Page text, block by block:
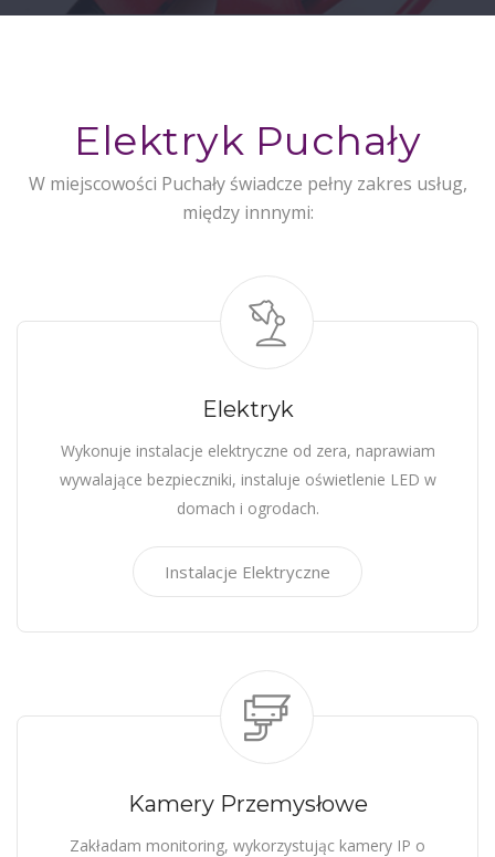
Elektryk Puchały
W miejscowości Puchały świadcze pełny zakres usług,
między innnymi:
Elektryk
Wykonuje instalacje elektryczne od zera, naprawiam
wywalające bezpieczniki, instaluje oświetlenie LED w
domach i ogrodach.
Instalacje Elektryczne
Kamery Przemysłowe
Zakładam monitoring, wykorzystując kamery IP o